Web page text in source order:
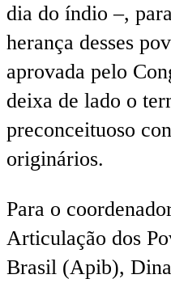
dia do índio –,
herança desses
aprovada pelo
deixa de lado o
preconceituoso
originários.
Para o
Articulação dos
Brasil (Apib),